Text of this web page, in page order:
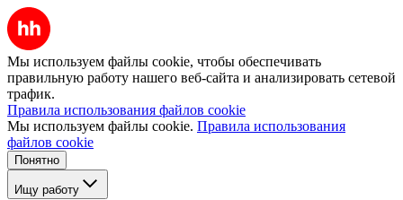
Мы используем файлы cookie, чтобы обеспечивать
правильную работу нашего веб-сайта и анализировать сетевой
трафик.
Правила использования файлов cookie
Мы используем файлы cookie. Правила использования
файлов cookie
Понятно
Ищу работу